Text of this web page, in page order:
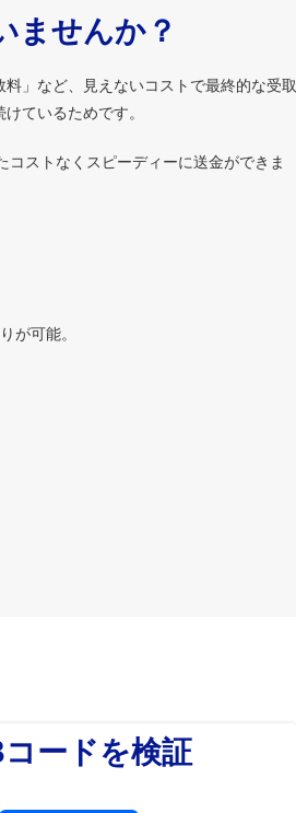
ませんか？
」など、見えないコストで最終的な受取
ているためです。
ストなくスピーディーに送金ができま
が可能。
ードを検証